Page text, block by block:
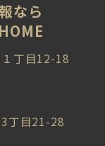
なら
丁目12-18
丁目21-28